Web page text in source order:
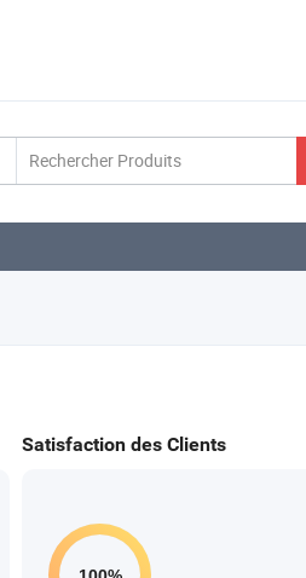
Satisfaction des Clients